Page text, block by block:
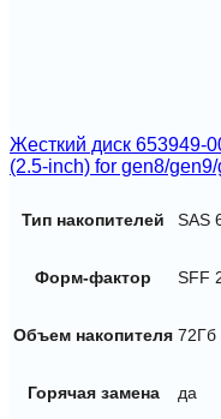
Жесткий диск 653949-
(2.5-inch) for gen8/
Тип накопителей SAS
Форм-фактор SFF
Объем накопителя 72Гб
Горячая замена да